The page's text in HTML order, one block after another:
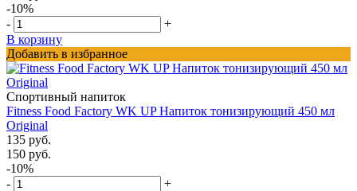
-10%
-
+
В корзину
Добавить в избранное
Спортивный напиток
Fitness Food Factory WK UP Напиток тонизирующий 450 мл
Original
135 руб.
150 руб.
-10%
-
+